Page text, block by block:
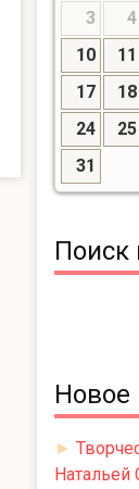
3
4
10
11
17
18
24
25
31
Поиск
Новое
►